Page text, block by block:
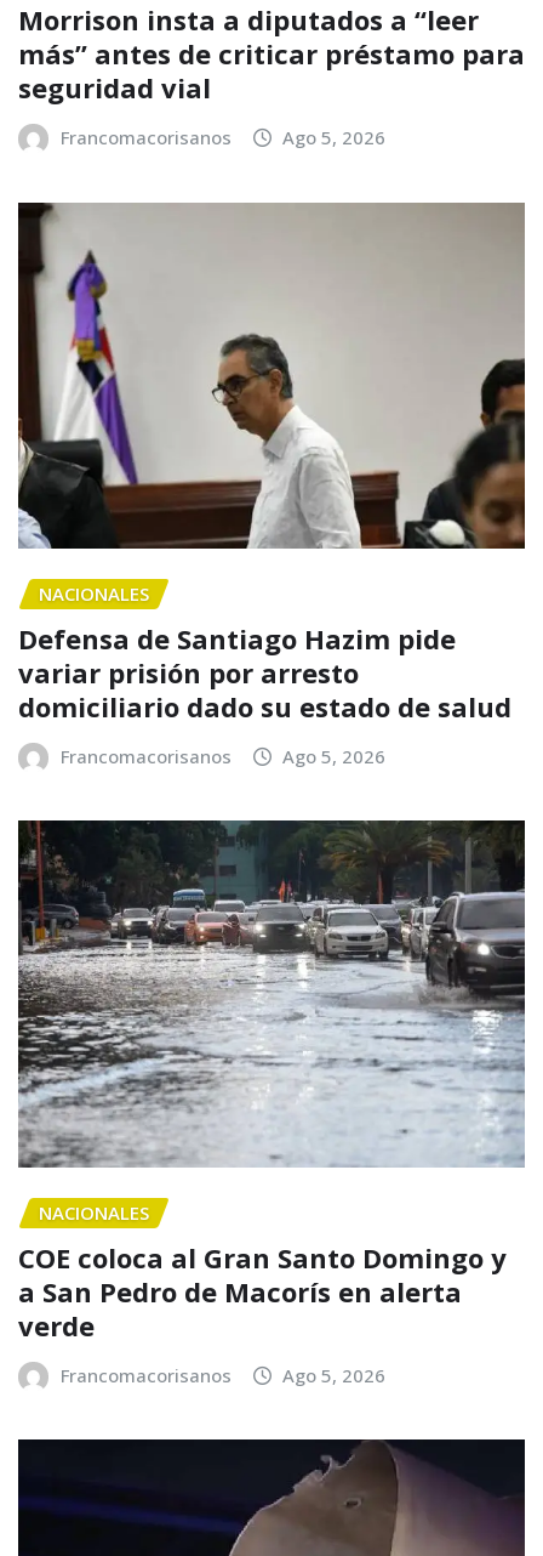
Morrison insta a diputados a “leer
más” antes de criticar préstamo para
seguridad vial
Francomacorisanos Ago 5, 2026
NACIONALES
Defensa de Santiago Hazim pide
variar prisión por arresto
domiciliario dado su estado de salud
Francomacorisanos Ago 5, 2026
NACIONALES
COE coloca al Gran Santo Domingo y
a San Pedro de Macorís en alerta
verde
Francomacorisanos Ago 5, 2026